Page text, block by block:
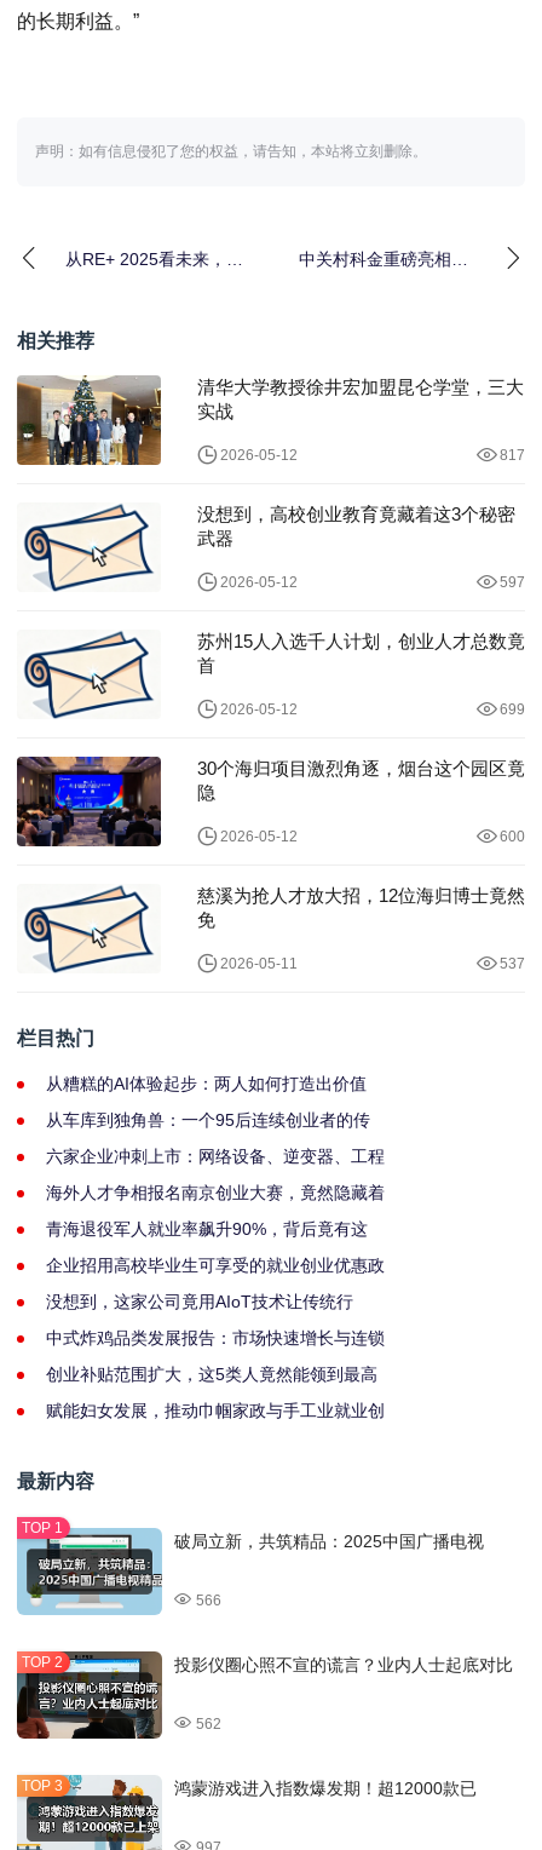
的长期利益。”
声明：如有信息侵犯了您的权益，请告知，本站将立刻删除。
从RE+ 2025看未来，海
中关村科金重磅亮相
相关推荐
清华大学教授徐井宏加盟昆仑学堂，三大
实战
2026-05-12 817
没想到，高校创业教育竟藏着这3个秘密
武器
2026-05-12 597
苏州15人入选千人计划，创业人才总数竟
首
2026-05-12 699
30个海归项目激烈角逐，烟台这个园区竟
隐
2026-05-12 600
慈溪为抢人才放大招，12位海归博士竟然
免
2026-05-11 537
栏目热门
从糟糕的AI体验起步：两人如何打造出价值
从车库到独角兽：一个95后连续创业者的传
六家企业冲刺上市：网络设备、逆变器、工程
海外人才争相报名南京创业大赛，竟然隐藏着
青海退役军人就业率飙升90%，背后竟有这
企业招用高校毕业生可享受的就业创业优惠政
没想到，这家公司竟用AIoT技术让传统行
中式炸鸡品类发展报告：市场快速增长与连锁
创业补贴范围扩大，这5类人竟然能领到最高
赋能妇女发展，推动巾帼家政与手工业就业创
最新内容
破局立新，共筑精品：2025中国广播电视
566
投影仪圈心照不宣的谎言？业内人士起底对比
562
鸿蒙游戏进入指数爆发期！超12000款已